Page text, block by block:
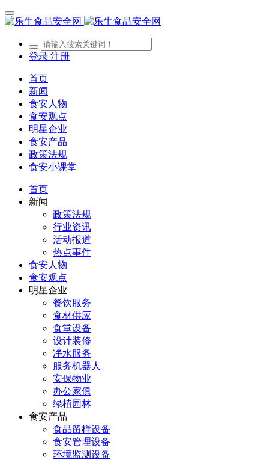
登录 注册
首页
新闻
食安人物
食安观点
明星企业
食安产品
政策法规
食安小课堂
首页
新闻
政策法规
行业资讯
活动报道
热点事件
食安人物
食安观点
明星企业
餐饮服务
食材供应
食堂设备
设计装修
净水服务
服务机器人
安保物业
办公家俱
绿植园林
食安产品
食品留样设备
食安管理设备
环境监测设备